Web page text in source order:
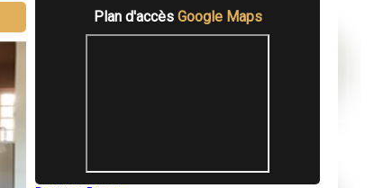
Plan d'accès Google Maps